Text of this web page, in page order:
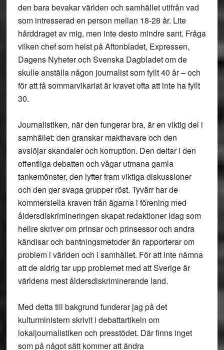
den bara bevakar världen och samhället utifrån vad
som intresserad en person mellan 18-28 år. Lite
hårddraget av mig, men inte desto mindre sant. Fråga
vilken chef som helst på Aftonbladet, Expressen,
Dagens Nyheter och Svenska Dagbladet om de
skulle anställa någon journalist som fyllt 40 år – och
för att få sommarvikariat är kravet ofta att inte ha fyllt
30.
Journalistiken, när den fungerar bra, är en viktig del i
samhället: den granskar makthavare och den
avslöjar skandaler och korruption. Den deltar i den
offentliga debatten och vågar utmana gamla
tankemönster, den lyfter fram viktiga diskussioner
och den ger svaga grupper röst. Tyvärr har de
kommersiella kraven från ägarna i förening med
åldersdiskrimineringen skapat redaktioner idag som
hellre skriver om prinsar och prinsessor och andra
kändisar och bantningsmetoder än rapporterar om
problem i världen och i samhället. För att inte nämna
att de aldrig tar upp problemet med att Sverige är
världens mest åldersdiskriminerande land.
Med detta till bakgrund funderar jag på det
kulturministern skrivit i debattartikeln om
lokaljournalistiken och presstödet. Där finns inget
som på något sätt kommer att ändra